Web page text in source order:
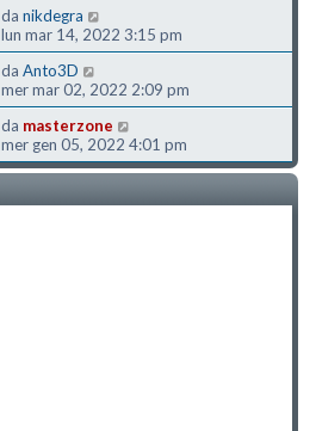
da nikdegra
lun mar 14, 2022 3:15 pm
da Anto3D
mer mar 02, 2022 2:09 pm
da masterzone
mer gen 05, 2022 4:01 pm